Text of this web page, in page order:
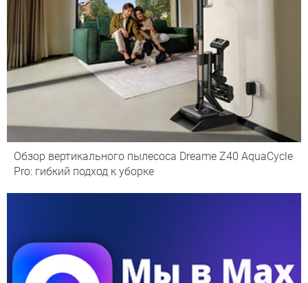
Обзор вертикального пылесоса Dreame Z40 AquaCycle
Pro: гибкий подход к уборке